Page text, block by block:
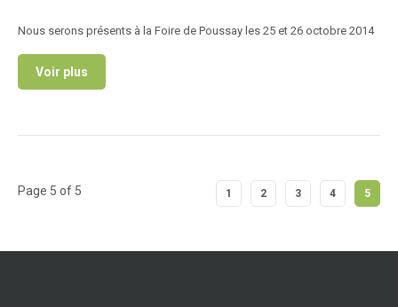
Nous serons présents à la Foire de Poussay les 25 et 26 octobre 2014
Voir plus
1 2 3 4 5
Page 5 of 5